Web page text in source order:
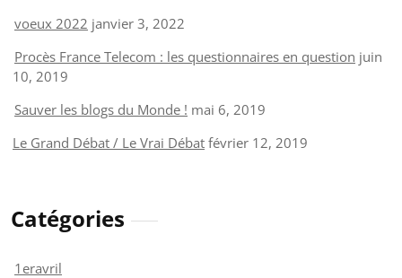
voeux 2022 janvier 3, 2022
Procès France Telecom : les questionnaires en question juin
10, 2019
Sauver les blogs du Monde ! mai 6, 2019
Le Grand Débat / Le Vrai Débat février 12, 2019
Catégories
1eravril